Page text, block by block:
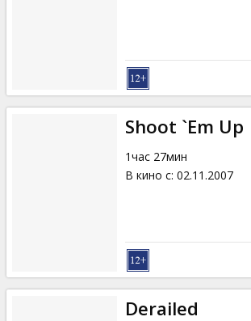
Shoot `Em Up
1час 27мин
В кино с: 02.11.2007
Derailed